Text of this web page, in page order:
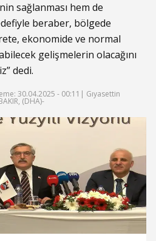
sağlanması hem de
beraber, bölgede
ekonomide ve normal
gelişmelerin olacağını
dedi.
30.04.2025 - 00:11 | Gıyasettin
(DHA)-